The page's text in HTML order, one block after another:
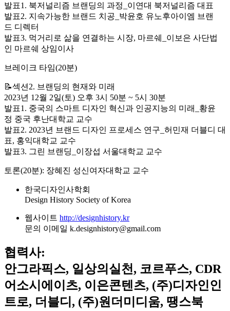
발표1. 북저널리즘 브랜딩의 과정_이연대 북저널리즘 대표
발표2. 지속가능한 브랜드 치공_박윤호 유노후아이엠 브랜
드 디렉터
발표3. 먹거리로 삶을 연결하는 시장, 마르쉐_이보은 사단법
인 마르쉐 상임이사
브레이크 타임(20분)
📝섹션2. 브랜딩의 현재와 미래
2023년 12월 2일(토) 오후 3시 50분 ~ 5시 30분
발표1. 중국의 스마트 디자인 혁신과 인공지능의 미래_황윤
정 중국 후난대학교 교수
발표2. 2023년 브랜드 디자인 프로세스 연구_허민재 더블디 대
표, 홍익대학교 교수
발표3. 그린 브랜딩_이장섭 서울대학교 교수
토론(20분): 장혜진 성신여자대학교 교수
한국디자인사학회
Design History Society of Korea
웹사이트 http://designhistory.kr
문의 이메일 k.designhistory@gmail.com
협력사:
안그라픽스, 일상의실천, 코르푸스, CDR
어소시에이츠, 이은콘텐츠, (주)디자인인
트로, 더블디, (주)원더미디움, 땡스북